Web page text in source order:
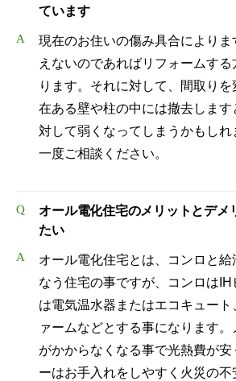
ています
A
現在のお住いの傷み具合により
えないのであればリフォームす
ります。それに対して、間取り
在ある壁や柱の中には撤去します
対して弱くなってしまうかもし
一度ご相談ください。
Q
オール電化住宅のメリットとデメ
たい
A
オール電化住宅とは、コンロと
なう住宅の事ですが、コンロは
は電気温水器またはエコキュート
ァームなどとする事になります
がかからなくなる事で光熱費が安
ーはお手入れをしやすく火災の不